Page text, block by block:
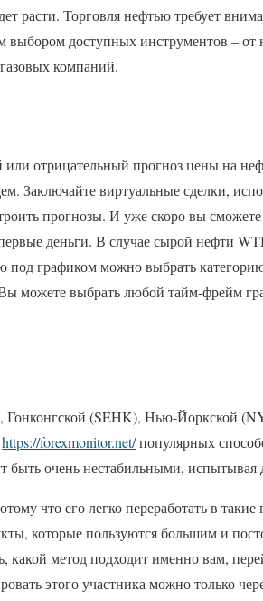
расти. Торговля нефтью требует
доступных инструментов – от
компаний.
отрицательный прогноз цены на
Заключайте виртуальные сделки,
прогнозы. И уже скоро вы
деньги. В случае сырой нефти
графиком можно выбрать
можете выбрать любой тайм-фрейм
(SEHK), Нью-Йоркской
https://forexmonitor.net/популярных
очень нестабильными, испытывая
что его легко переработать в
которые пользуются большим и
какой метод подходит именно вам,
этого участника можно только